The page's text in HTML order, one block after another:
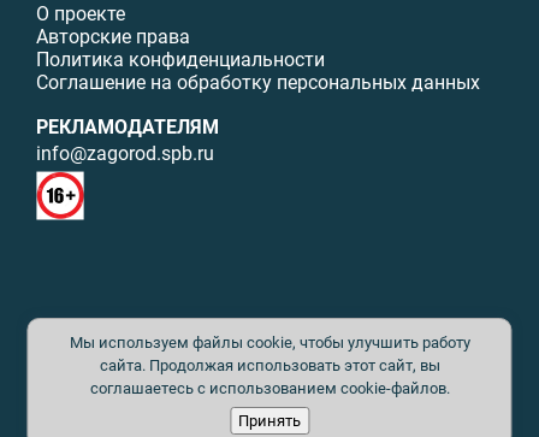
О проекте
Авторские права
Политика конфиденциальности
Соглашение на обработку персональных данных
РЕКЛАМОДАТЕЛЯМ
info@zagorod.spb.ru
© ИП Малыщева Б.Л. Все права защищены. Перепечатка материалов
данного сайта возможна только с письменного разрешения. При
цитировании ссылка на www.zagorod.spb.ru обязательна. Редакция не
несет ответственности за содержание рекламных материалов. Все
рекламируемые товары и услуги имеют необходимые сертификаты и
лицензии. Перепечатка любых материалов без письменного согласия
Мы используем файлы cookie, чтобы улучшить работу
сайта. Продолжая использовать этот сайт, вы
соглашаетесь с использованием cookie-файлов.
Принять